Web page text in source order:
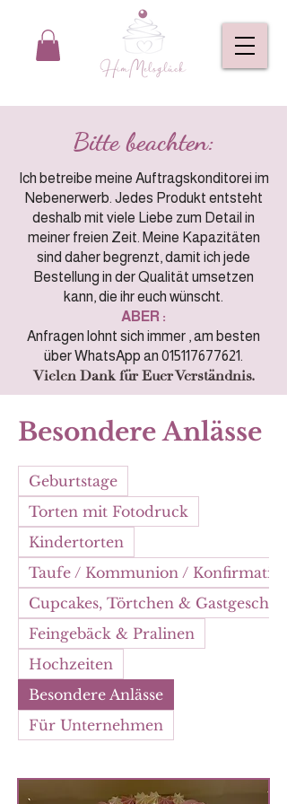
Bitte beachten:
Ich betreibe meine Auftragskonditorei im
Nebenerwerb. Jedes Produkt entsteht
deshalb mit viele Liebe zum Detail in
meiner freien Zeit. Meine Kapazitäten
sind daher begrenzt, damit ich jede
Bestellung in der Qualität umsetzen
kann, die ihr euch wünscht.
ABER :
Anfragen lohnt sich immer , am besten
über WhatsApp an 015117677621.
Vielen Dank für Euer Verständnis.
Besondere Anlässe
Geburtstage
Torten mit Fotodruck
Kindertorten
Taufe / Kommunion / Konfirmation
Cupcakes, Törtchen &
Feingebäck & Pralinen
Hochzeiten
Besondere Anlässe
Für Unternehmen